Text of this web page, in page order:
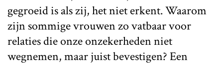
gegroeid is als zij, het niet erkent. Waarom
zijn sommige vrouwen zo vatbaar voor
relaties die onze onzekerheden niet
wegnemen, maar juist bevestigen? Een